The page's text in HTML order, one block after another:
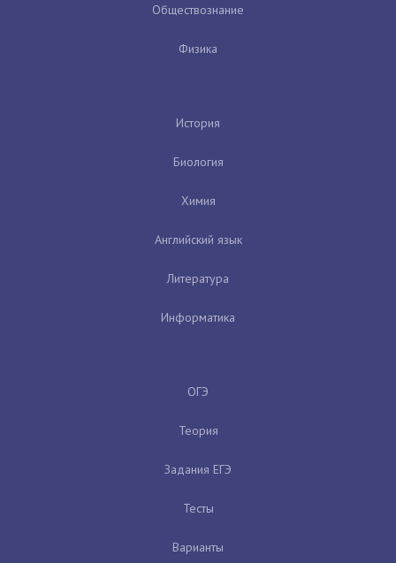
Обществознание
Физика
История
Биология
Химия
Английский язык
Литература
Информатика
ОГЭ
Теория
Задания ЕГЭ
Тесты
Варианты